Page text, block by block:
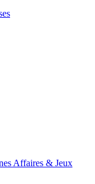
Affaires & Jeux